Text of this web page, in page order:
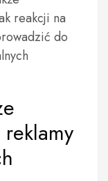
reakcji na
do